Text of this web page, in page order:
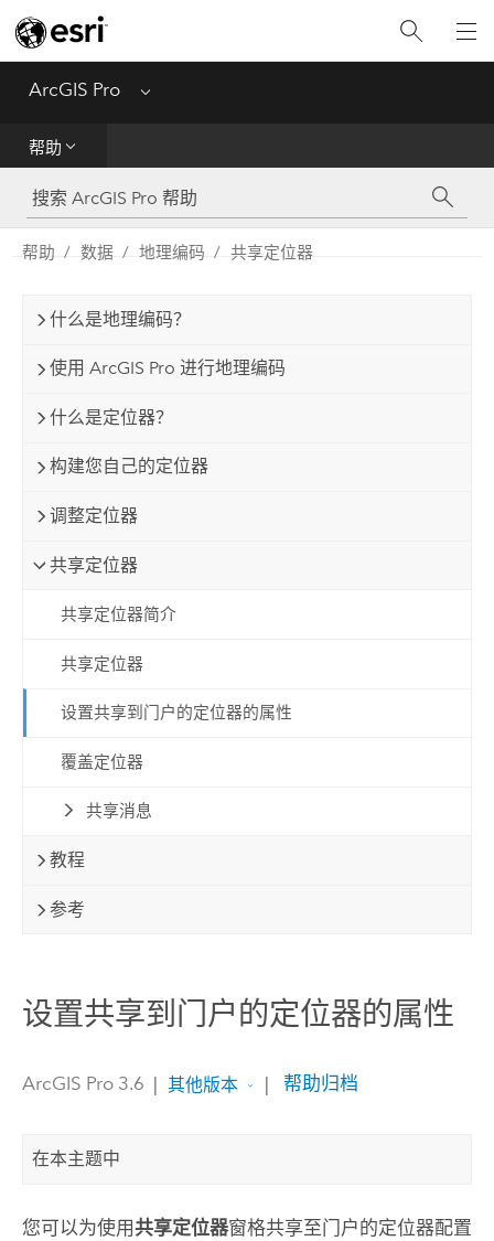
ArcGIS Pro Menu
帮助
工具参考
Python
帮助 数据 地理编码 共享定位器
什么是地理编码？
使用 ArcGIS Pro 进行地理编码
什么是定位器？
构建您自己的定位器
调整定位器
共享定位器
共享定位器简介
共享定位器
设置共享到门户的定位器的属性
覆盖定位器
共享消息
教程
参考
设置共享到门户的定位器的属性
ArcGIS Pro 3.6 | 其他版本 | 帮助归档
在本主题中
您可以为使用共享定位器窗格共享至门户的定位器配置